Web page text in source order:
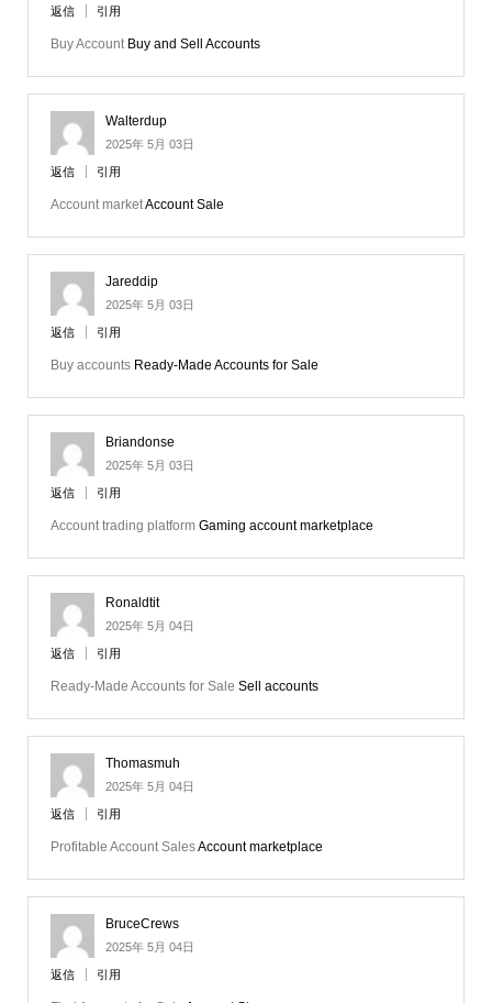
返信 引用
Buy Account Buy and Sell Accounts
Walterdup
2025年 5月 03日
返信 引用
Account marketAccount Sale
Jareddip
2025年 5月 03日
返信 引用
Buy accounts Ready-Made Accounts for Sale
Briandonse
2025年 5月 03日
返信 引用
Account trading platform Gaming account marketplace
Ronaldtit
2025年 5月 04日
返信 引用
Ready-Made Accounts for Sale Sell accounts
Thomasmuh
2025年 5月 04日
返信 引用
Profitable Account SalesAccount marketplace
BruceCrews
2025年 5月 04日
返信 引用